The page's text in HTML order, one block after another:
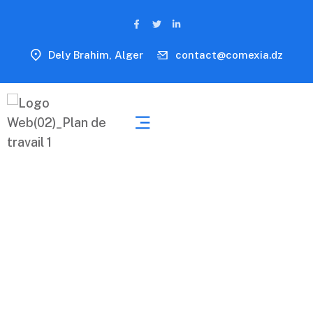
Dely Brahim, Alger contact@comexia.dz